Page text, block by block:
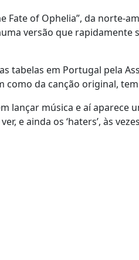
Fate of Ophelia”, da norte-
versão que rapidamente
tabelas em Portugal pela
como da canção original,
lançar música e aí aparece
e ainda os ‘haters’, às